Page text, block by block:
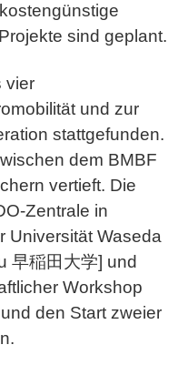
sind geplant.
vier
und zur
stattgefunden.
dem BMBF
vertieft. Die
Zentrale in
Universität Waseda
早稲田大学] und
Workshop
den Start zweier